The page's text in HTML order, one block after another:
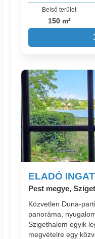
Belső terület
150 m²
ELADÓ
Pest megye,
Közvetlen Duna-
panoráma,
Szigethalom egyik
megvételre egy